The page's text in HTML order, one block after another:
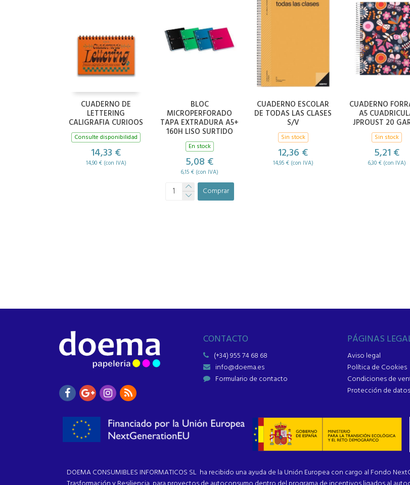
CUADERNO DE
LETTERING
CALIGRAFIA CURIOOS
Consulte disponibilidad
14,33 €
14,90 € (con IVA)
BLOC
MICROPERFORADO
TAPA EXTRADURA A5+
160H LISO SURTIDO
En stock
5,08 €
6,15 € (con IVA)
Comprar
CUADERNO ESCOLAR
DE TODAS LAS CLASES
S/V
Sin stock
12,36 €
14,95 € (con IVA)
CUADERNO
A5
JPROUST 20
Sin stock
5,21 €
6,30 € (con IVA)
CONTACTO
(+34) 955 74 68 68
info@doema.es
Formulario de contacto
PÁGINAS
Aviso legal
Política de Cookies
Condiciones de
Protección de datos
DOEMA CONSUMIBLES INFORMATICOS SL ha recibido una ayuda de la Unión Europea con cargo al Fondo